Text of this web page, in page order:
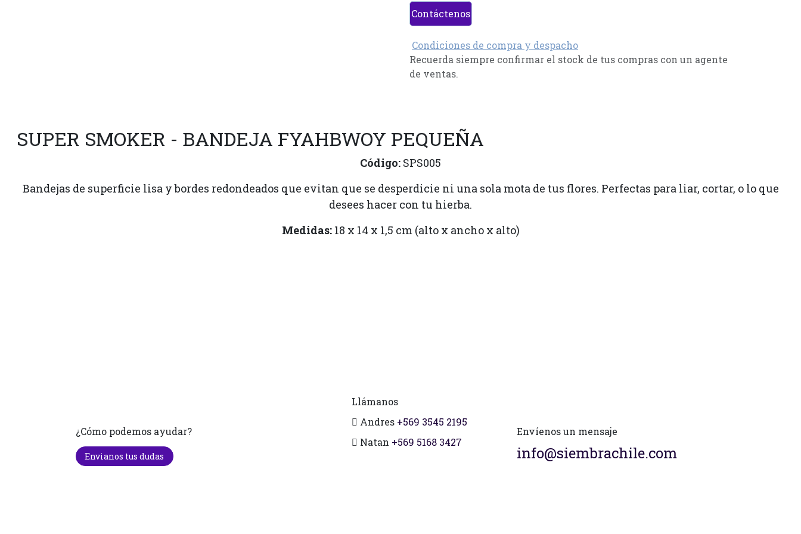
Contáctenos
Condiciones de compra y despacho
Recuerda siempre confirmar el stock de tus compras con un agente
de ventas.
SUPER SMOKER - BANDEJA FYAHBWOY PEQUEÑA
Código: SPS005
Bandejas de superficie lisa y bordes redondeados que evitan que se desperdicie ni una sola mota de tus flores. Perfectas para liar, cortar, o lo que
desees hacer con tu hierba.
Medidas:18 x 14 x 1,5 cm (alto x ancho x alto)
¿Cómo podemos ayudar?
Envianos tus dudas
Llámanos
Andres +569 3545 2195
Natan +569 5168 3427
Envíenos un mensaje
info@siembrachile.com